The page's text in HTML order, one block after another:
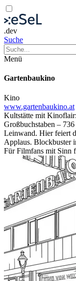
.dev
Suche
Menü
Gartenbaukino
Kino
www.gartenbaukino.at
Kultstätte mit
Großbuchstaben –
Leinwand. Hier feiert
Applaus. Blockbuster
Für Filmfans mit Sinn